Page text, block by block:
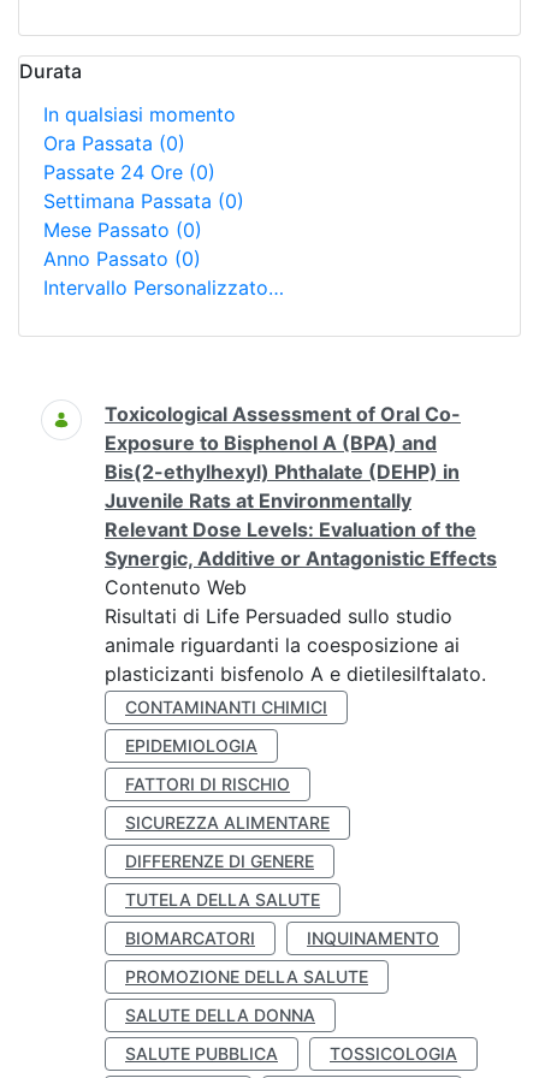
Durata
In qualsiasi momento
Ora Passata (0)
Passate 24 Ore (0)
Settimana Passata (0)
Mese Passato (0)
Anno Passato (0)
Intervallo Personalizzato…
Ricerca
Toxicological Assessment of Oral Co-
Exposure to Bisphenol A (BPA) and
Bis(2-ethylhexyl) Phthalate (DEHP) in
Juvenile Rats at Environmentally
Relevant Dose Levels: Evaluation of the
Synergic, Additive or Antagonistic Effects
Contenuto Web
Risultati di Life Persuaded sullo studio
animale riguardanti la coesposizione ai
plasticizanti bisfenolo A e dietilesilftalato.
CONTAMINANTI CHIMICI
EPIDEMIOLOGIA
FATTORI DI RISCHIO
SICUREZZA ALIMENTARE
DIFFERENZE DI GENERE
TUTELA DELLA SALUTE
BIOMARCATORI
INQUINAMENTO
PROMOZIONE DELLA SALUTE
SALUTE DELLA DONNA
SALUTE PUBBLICA
TOSSICOLOGIA